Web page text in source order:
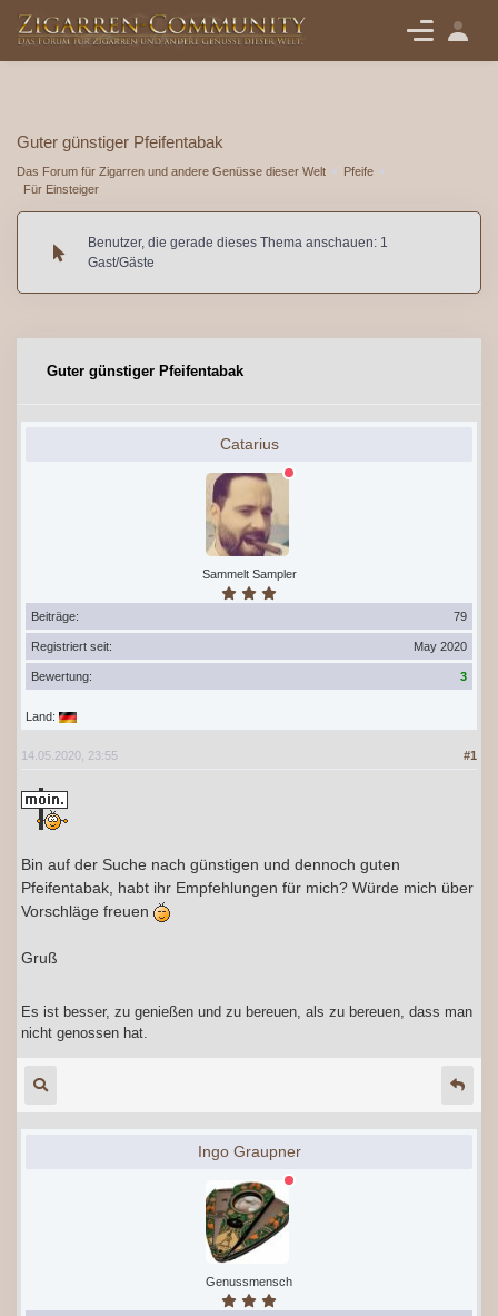
Guter günstiger Pfeifentabak
Das Forum für Zigarren und andere Genüsse dieser Welt
Pfeife
Für Einsteiger
Benutzer, die gerade dieses Thema anschauen: 1
Gast/Gäste
Guter günstiger Pfeifentabak
Catarius
Sammelt Sampler
Beiträge: 79
Registriert seit: May 2020
Bewertung: 3
Land:
#1
14.05.2020, 23:55
Bin auf der Suche nach günstigen und dennoch guten
Pfeifentabak, habt ihr Empfehlungen für mich? Würde mich über
Vorschläge freuen
Gruß
Es ist besser, zu genießen und zu bereuen, als zu bereuen, dass man
nicht genossen hat.
Ingo Graupner
Genussmensch